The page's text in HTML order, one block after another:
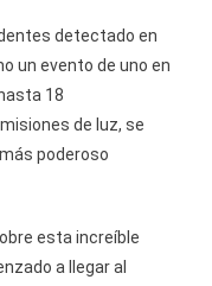
detectado en
un evento de uno en
18
de luz, se
poderoso
esta increíble
a llegar al